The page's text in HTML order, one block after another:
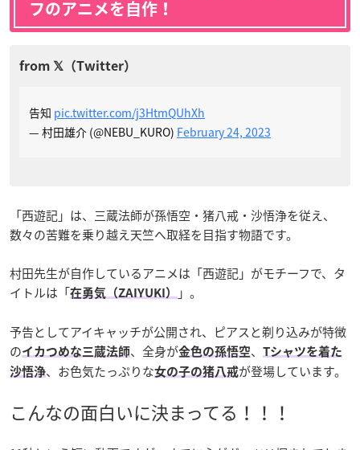
フのアニメを自作！
告知 pic.twitter.com/j3HtmQUhXh
— 村田雄介 (@NEBU_KURO) February 24, 2023
「西遊記」は、三蔵法師が孫悟空・猪八戒・沙悟浄を従え、
数々の苦難を乗り越え天竺へ取経を目指す物語です。
村田先生が自作しているアニメは「西遊記」がモチーフで、タ
イトルは「在勇気（ZAIYUKI） 」。
予告としてアイキャッチが公開され、ピアスと剃り込みが特徴
のイカつめな三蔵法師、全身が金色の孫悟空、
Tシャツを着た
沙悟浄、お色気たっぷりな女の子の猪八戒が登場しています。
こんなの面白いに決まってる！！！